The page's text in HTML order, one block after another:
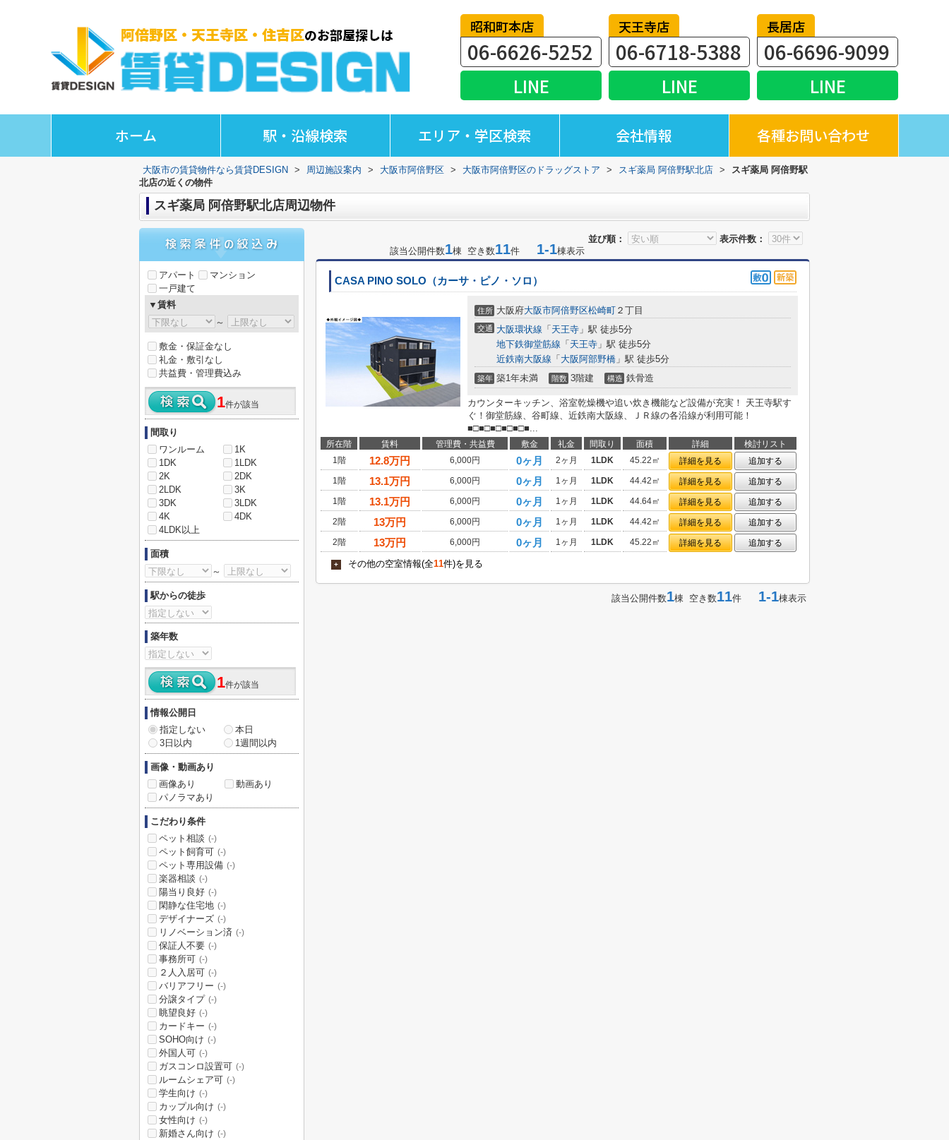
昭和町本店
06-6626-5252
LINE
天王寺店
06-6718-5388
LINE
長居店
06-6696-9099
LINE
ホーム 駅・沿線検索 エリア・学区検索 会社情報 各種お問い合わせ
大阪市の賃貸物件なら賃貸DESIGN > 周辺施設案内 > 大阪市阿倍野区 > 大阪市阿倍野区のドラッグストア > スギ薬局 阿倍野駅北店 >
スギ薬局 阿倍野駅
北店の近くの物件
スギ薬局 阿倍野駅北店周辺物件
並び順：
表示件数：
該当公開件数1棟 空き数11件 1-1棟表示
CASA PINO SOLO（カーサ・ピノ・ソロ）
住所 大阪府大阪市阿倍野区松崎町 ２丁目
交通 大阪環状線 「 天王寺 」駅 徒歩5分
地下鉄御堂筋線 「 天王寺 」駅 徒歩5分
近鉄南大阪線 「 大阪阿部野橋 」駅 徒歩5分
築年 築1年未満 階数 3階建 構造 鉄骨造
カウンターキッチン、浴室乾燥機や追い炊き機能など設備が充実！ 天王寺駅す
ぐ！御堂筋線、谷町線、近鉄南大阪線、ＪＲ線の各沿線が利用可能！
■□■□■□■□■□■...
所在階 賃料 管理費・共益費 敷金 礼金 間取り 面積 詳細
検討リスト
1階
12.8万円 6,000円 0ヶ月 2ヶ月 1LDK 45.22㎡ 詳細を見る
追加する
1階
13.1万円 6,000円 0ヶ月 1ヶ月 1LDK 44.42㎡ 詳細を見る
追加する
1階
13.1万円 6,000円 0ヶ月 1ヶ月 1LDK 44.64㎡ 詳細を見る
追加する
2階
13万円 6,000円 0ヶ月 1ヶ月 1LDK 44.42㎡ 詳細を見る
追加する
2階
13万円 6,000円 0ヶ月 1ヶ月 1LDK 45.22㎡ 詳細を見る 追加する
+ その他の空室情報(全11件)を見る
該当公開件数1棟 空き数11件 1-1棟表示
アパート
マンション
一戸建て
▼賃料
～
敷金・保証金なし
礼金・敷引なし
共益費・管理費込み
1件が該当
間取り
ワンルーム
1K
1DK
1LDK
2K
2DK
2LDK
3K
3DK
3LDK
4K
4DK
4LDK以上
面積
～
駅からの徒歩
築年数
1件が該当
情報公開日
指定しない
本日
3日以内
1週間以内
画像・動画あり
画像あり
動画あり
パノラマあり
こだわり条件
ペット相談 (-)
ペット飼育可 (-)
ペット専用設備 (-)
楽器相談 (-)
陽当り良好 (-)
閑静な住宅地 (-)
デザイナーズ (-)
リノベーション済 (-)
保証人不要 (-)
事務所可 (-)
２人入居可 (-)
バリアフリー (-)
分譲タイプ (-)
眺望良好 (-)
カードキー (-)
SOHO向け (-)
外国人可 (-)
ガスコンロ設置可 (-)
ルームシェア可 (-)
学生向け (-)
カップル向け (-)
女性向け (-)
新婚さん向け (-)